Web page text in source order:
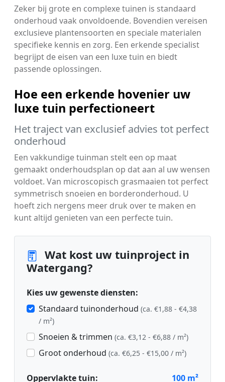
Zeker bij grote en complexe tuinen is standaard
onderhoud vaak onvoldoende. Bovendien vereisen
exclusieve plantensoorten en speciale materialen
specifieke kennis en zorg. Een erkende specialist
begrijpt de eisen van een luxe tuin en biedt
passende oplossingen.
Hoe een erkende hovenier uw
luxe tuin perfectioneert
Het traject van exclusief advies tot perfect
onderhoud
Een vakkundige tuinman stelt een op maat
gemaakt onderhoudsplan op dat aan al uw wensen
voldoet. Van microscopisch grasmaaien tot perfect
symmetrisch snoeien en borderonderhoud. U
hoeft zich nergens meer druk over te maken en
kunt altijd genieten van een perfecte tuin.
Wat kost uw tuinproject in
Watergang?
Kies uw gewenste diensten:
Standaard tuinonderhoud (ca. €1,88 - €4,38
/ m²)
Snoeien & trimmen (ca. €3,12 - €6,88 / m²)
Groot onderhoud (ca. €6,25 - €15,00 / m²)
Oppervlakte tuin: 100 m²